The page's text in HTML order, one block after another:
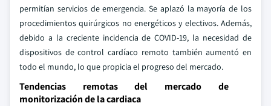
permitían servicios de emergencia. Se aplazó la mayoría de los
procedimientos quirúrgicos no energéticos y electivos. Además,
debido a la creciente incidencia de COVID-19, la necesidad de
dispositivos de control cardíaco remoto también aumentó en
todo el mundo, lo que propicia el progreso del mercado.
Tendencias remotas del mercado de
monitorización de la cardiaca